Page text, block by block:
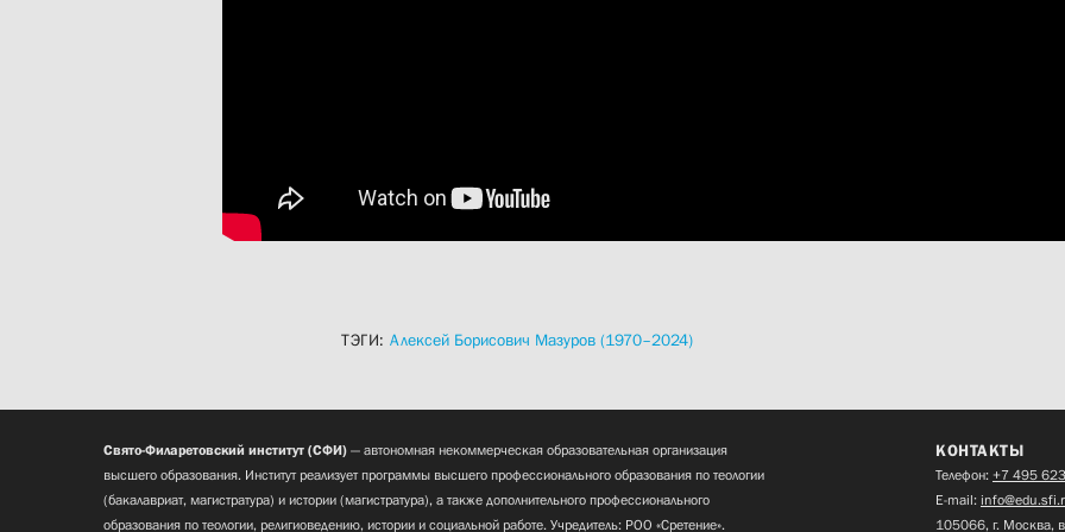
ТЭГИ: Алексей Борисович Мазуров (1970–2024)
Свято-Филаретовский институт (СФИ) — автономная некоммерческая образовательная организация
высшего образования. Институт реализует программы высшего профессионального образования по теологии
(бакалавриат, магистратура) и истории (магистратура), а также дополнительного профессионального
образования по теологии, религиоведению, истории и социальной работе. Учредитель: РОО «Сретение».
КОНТАКТЫ
Телефон: +7 495
E-mail:
105066, г. Москва,